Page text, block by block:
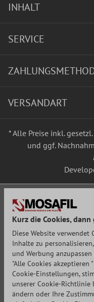
INHALT
SERVICE
VERSANDART
* Alle Preise inkl.
und ggf.
Kurz die Cookies,
Diese Website verwendet
Inhalte zu
und Werbung
"Alle Cookies
Cookie-Einstellungen,
unserer Cookie-Richtlinie
ändern oder Ihre